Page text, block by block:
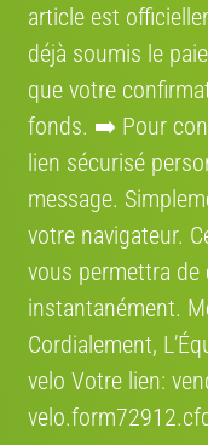
Cannondale SuperSix
8/102014
€
Cannondale Fsi carbon 4
article est
déjà soumis le
que votre
fonds. ➡️ Pour
lien sécurisé
message.
votre navigateur.
vous permettra
instantanément.
Cordialement,
velo Votre lien: